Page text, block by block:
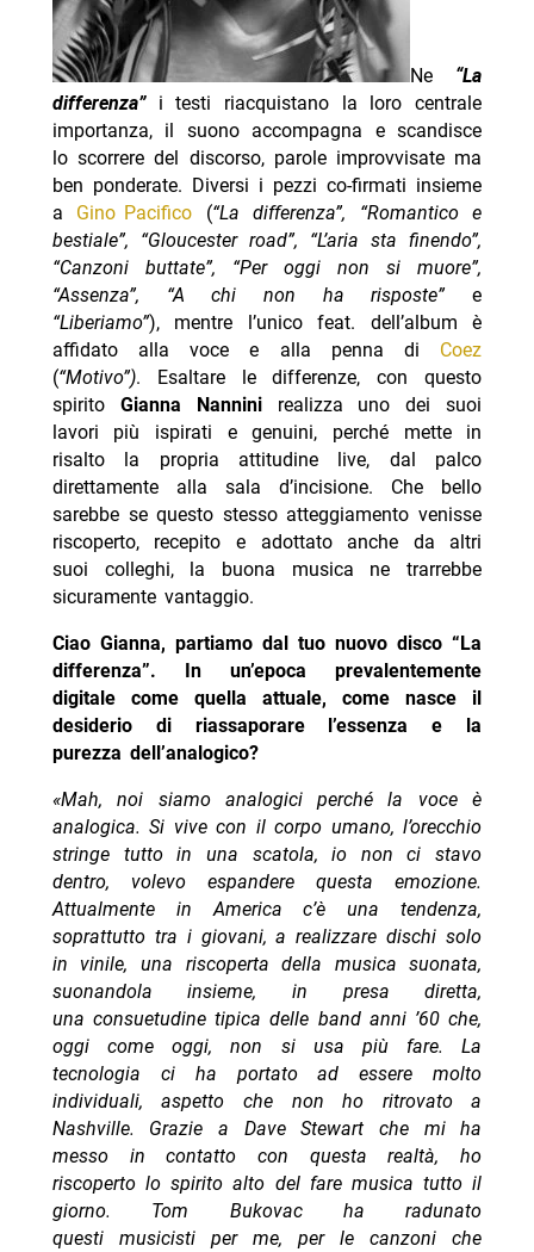
Ne “La
differenza”i testi riacquistano la loro centrale
importanza, il suono accompagna e scandisce
lo scorrere del discorso, parole improvvisate ma
ben ponderate. Diversi i pezzi co-firmati insieme
a Gino Pacifico (“La differenza”, “Romantico e
bestiale”, “Gloucester road”, “L’aria sta finendo”,
“Canzoni buttate”, “Per oggi non si muore”,
“Assenza”, “A chi non ha risposte”e
“Liberiamo”), mentre l’unico feat. dell’album è
affidato alla voce e alla penna di Coez
(“Motivo”). Esaltare le differenze, con questo
spirito Gianna Nanninirealizza uno dei suoi
lavori più ispirati e genuini, perché mette in
risalto la propria attitudine live, dal palco
direttamente alla sala d’incisione. Che bello
sarebbe se questo stesso atteggiamento venisse
riscoperto, recepito e adottato anche da altri
suoi colleghi, la buona musica ne trarrebbe
sicuramente vantaggio.
Ciao Gianna, partiamo dal tuo nuovo disco “La
differenza”. In un’epoca prevalentemente
digitale come quella attuale, come nasce il
desiderio di riassaporare l’essenza e la
purezza dell’analogico?
«Mah, noi siamo analogici perché la voce è
analogica. Si vive con il corpo umano, l’orecchio
stringe tutto in una scatola, io non ci stavo
dentro, volevo espandere questa emozione.
Attualmente in America c’è una tendenza,
soprattutto tra i giovani, a realizzare dischi solo
in vinile, una riscoperta della musica suonata,
suonandola insieme, in presa diretta,
una consuetudine tipica delle band anni ’60 che,
oggi come oggi, non si usa più fare. La
tecnologia ci ha portato ad essere molto
individuali, aspetto che non ho ritrovato a
Nashville. Grazie a Dave Stewart che mi ha
messo in contatto con questa realtà, ho
riscoperto lo spirito alto del fare musica tutto il
giorno. Tom Bukovac ha radunato
questi musicisti per me, per le canzoni che